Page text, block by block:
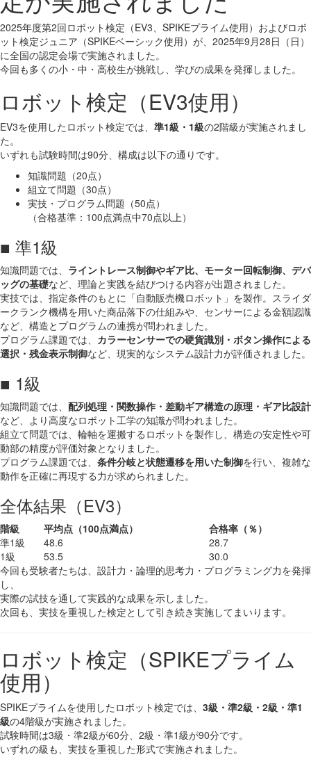
2025年度第2回ロボット検定（EV3、SPIKEプライム使用）およびロボ
ット検定ジュニア（SPIKEベーシック使用）が、2025年9月28日（日）
に全国の認定会場で実施されました。
今回も多くの小・中・高校生が挑戦し、学びの成果を発揮しました。
ロボット検定（EV3使用）
EV3を使用したロボット検定では、 準1級・1級の2階級が実施されまし
た。
いずれも試験時間は90分、構成は以下の通りです。
知識問題（20点）
組立て問題（30点）
実技・プログラム問題（50点）
（合格基準：100点満点中70点以上）
■ 準1級
知識問題では、 ライントレース制御やギア比、モーター回転制御、デバ
ッグの基礎など、理論と実践を結びつける内容が出題されました。
実技では、指定条件のもとに「自動販売機ロボット」を製作。スライダ
ークランク機構を用いた商品落下の仕組みや、センサーによる金額認識
など、構造とプログラムの連携が問われました。
プログラム課題では、 カラーセンサーでの硬貨識別・ボタン操作による
選択・残金表示制御など、現実的なシステム設計力が評価されました。
■ 1級
知識問題では、 配列処理・関数操作・差動ギア構造の原理・ギア比設計
など、より高度なロボット工学の知識が問われました。
組立て問題では、輪軸を運搬するロボットを製作し、構造の安定性や可
動部の精度が評価対象となりました。
プログラム課題では、 条件分岐と状態遷移を用いた制御を行い、複雑な
動作を正確に再現する力が求められました。
全体結果（EV3）
階級 平均点（100点満点）
合格率（％）
準1級
48.6
28.7
1級
53.5
30.0
今回も受験者たちは、設計力・論理的思考力・プログラミング力を発揮
し、
実際の試技を通して実践的な成果を示しました。
次回も、実技を重視した検定として引き続き実施してまいります。
ロボット検定（SPIKEプライム
使用）
SPIKEプライムを使用したロボット検定では、 3級・準2級・2級・準1
級の4階級が実施されました。
試験時間は3級・準2級が60分、2級・準1級が90分です。
いずれの級も、実技を重視した形式で実施されました。